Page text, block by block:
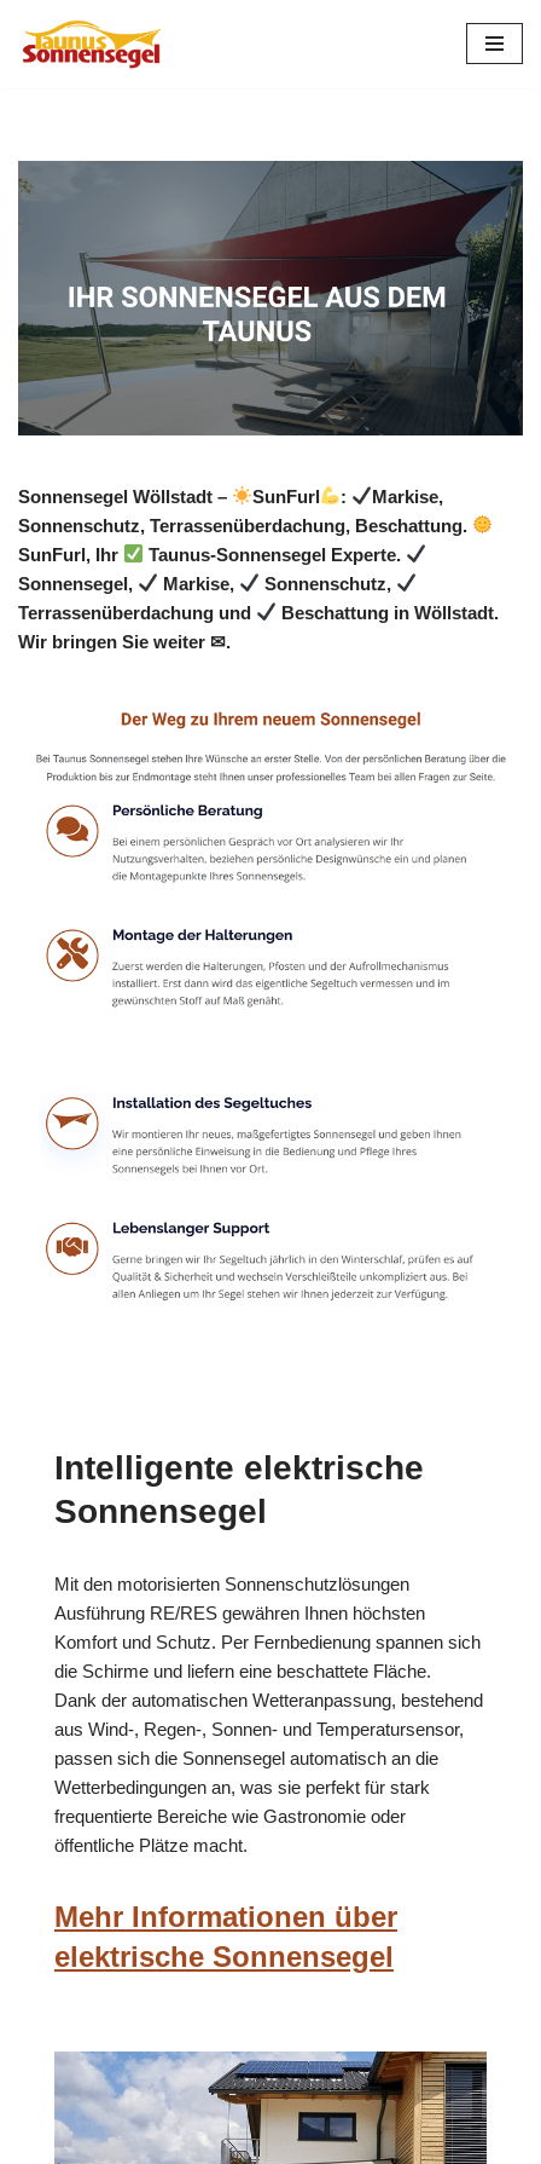
Zum
Sonnensegel Wöllstadt – SunFurl :
Markise,
Sonnenschutz, Terrassenüberdachung, Beschattung.
SunFurl, Ihr
Taunus-Sonnensegel Experte.
Sonnensegel,
Markise,
Sonnenschutz,
Terrassenüberdachung und
Beschattung in Wöllstadt.
Wir bringen Sie weiter ✉.
Intelligente elektrische
Sonnensegel
Mit den motorisierten Sonnenschutzlösungen
Ausführung RE/RES gewähren Ihnen höchsten
Komfort und Schutz. Per Fernbedienung spannen sich
die Schirme und liefern eine beschattete Fläche.
Dank der automatischen Wetteranpassung, bestehend
aus Wind-, Regen-, Sonnen- und Temperatursensor,
passen sich die Sonnensegel automatisch an die
Wetterbedingungen an, was sie perfekt für stark
frequentierte Bereiche wie Gastronomie oder
öffentliche Plätze macht.
Mehr Informationen über
elektrische Sonnensegel